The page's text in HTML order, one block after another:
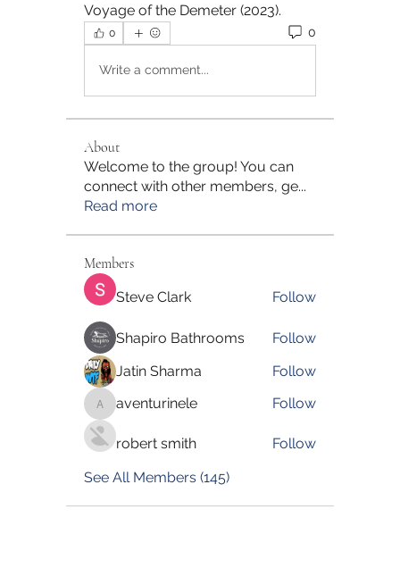
Voyage of the Demeter (2023).
0 0
Write a comment...
About
Welcome to the group! You can
connect with other members, ge...
Read more
Members
Steve Clark Follow
Shapiro Bathrooms
Follow
Jatin Sharma
Follow
aventurinele
aventurinele Follow
robert smith
Follow
See All Members (145)